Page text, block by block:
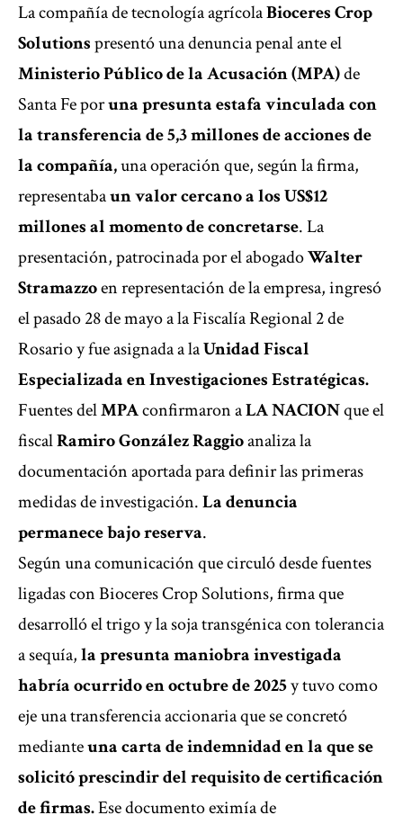
La compañía de tecnología agrícolaBioceres Crop
Solutionspresentó una denuncia penal ante el
Ministerio Público de la Acusación (MPA)de
Santa Fe poruna presunta estafa vinculada con
la transferencia de 5,3 millones de acciones de
la compañía,una operación que, según la firma,
representabaun valor cercano a los US$12
millones al momento de concretarse. La
presentación, patrocinada por el abogadoWalter
Stramazzoen representación de la empresa, ingresó
el pasado 28 de mayo a la Fiscalía Regional 2 de
Rosario y fue asignada a laUnidad Fiscal
Especializada en Investigaciones Estratégicas.
Fuentes delMPAconfirmaron aLA NACIONque el
fiscalRamiro González Raggioanaliza la
documentación aportada para definir las primeras
medidas de investigación.La denuncia
permanece bajo reserva.
Según una comunicación que circuló desde fuentes
ligadas con Bioceres Crop Solutions, firma que
desarrolló el trigo y la soja transgénica con tolerancia
a sequía,la presunta maniobra investigada
habría ocurrido en octubre de 2025y tuvo como
eje una transferencia accionaria que se concretó
medianteuna carta de indemnidad en la que se
solicitó prescindir del requisito de certificación
de firmas.Ese documento eximía de